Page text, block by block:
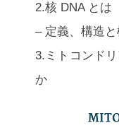
2.核 DNA とは
–定義、構造と
3.ミトコンド
か